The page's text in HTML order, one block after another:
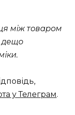
між товаром
дещо
у Телеграм.